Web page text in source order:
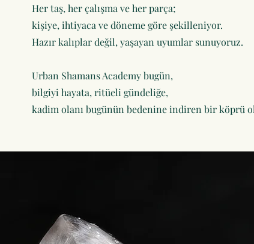
Her taş, her çalışma ve her parça;
kişiye, ihtiyaca ve döneme göre şekilleniyor.
Hazır kalıplar değil, yaşayan uyumlar sunuyoruz.
Urban Shamans Academy bugün,
bilgiyi hayata, ritüeli gündeliğe,
kadim olanı bugünün bedenine indiren bir köprü